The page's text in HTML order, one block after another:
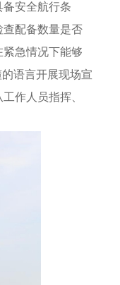
安全航行条
配备数量是否
急情况下能够
语言开展现场宣
作人员指挥、